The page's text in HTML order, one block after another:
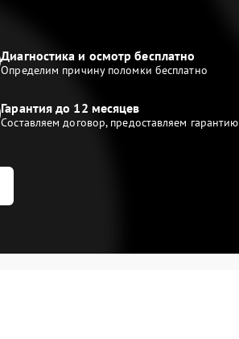
Диагностика и осмотр бесплатно
Определим причину поломки бесплатно
Гарантия до 12 месяцев
Составляем договор, предоставляем гарантию